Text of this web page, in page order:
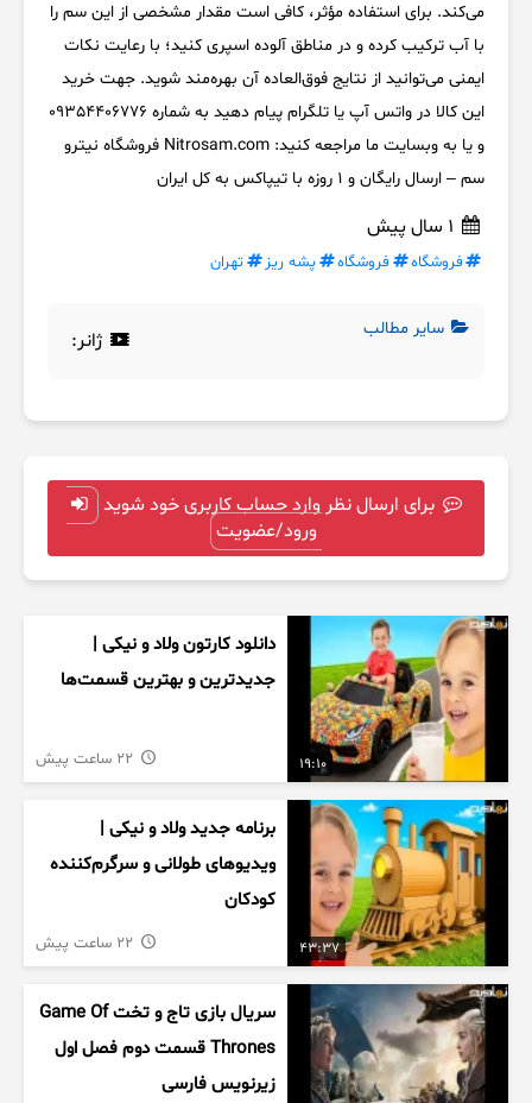
می‌کند. برای استفاده مؤثر، کافی است مقدار مشخصی از این سم را
با آب ترکیب کرده و در مناطق آلوده اسپری کنید؛ با رعایت نکات
ایمنی می‌توانید از نتایج فوق‌العاده آن بهره‌مند شوید. جهت خرید
این کالا در واتس آپ یا تلگرام پیام دهید به شماره 09354406776
و یا به وبسایت ما مراجعه کنید: Nitrosam.com فروشگاه نیترو
سم – ارسال رایگان و 1 روزه با تیپاکس به کل ایران
فروشگاه فروشگاه پشه ریز تهران
سایر مطالب ژانر:
برای ارسال نظر وارد حساب کاربری خود شوید
ورود/عضویت
19:10
دانلود کارتون ولاد و نیکی |
جدیدترین و بهترین قسمت‌ها
43:37
برنامه جدید ولاد و نیکی |
ویدیوهای طولانی و سرگرم‌کننده
کودکان
سریال بازی تاج و تخت Game Of
Thrones قسمت دوم فصل اول
زیرنویس فارسی